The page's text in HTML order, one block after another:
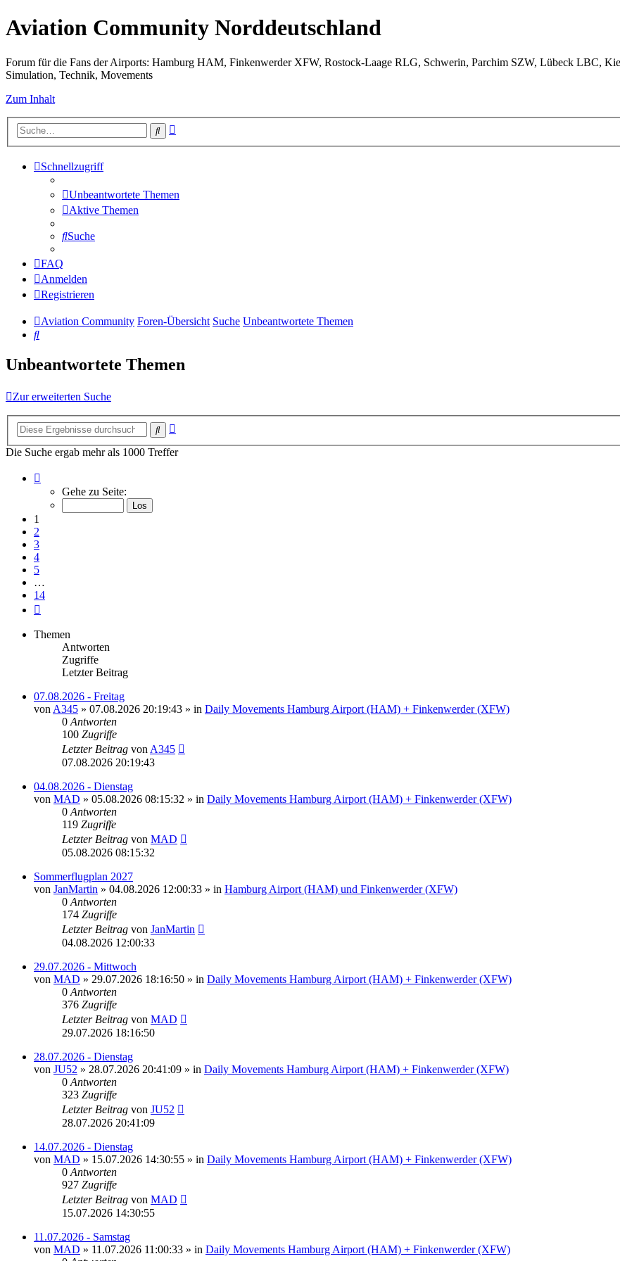
Aviation Community Norddeutschland
Forum für die Fans der Airports: Hamburg HAM, Finkenwerder XFW, Rostock-Laage RLG, Schwerin, Parchim SZW, Lübeck LBC,
Simulation, Technik, Movements
Zum Inhalt
Suche
Schnellzugriff
Unbeantwortete Themen
Aktive Themen
Suche
FAQ
Anmelden
Registrieren
Aviation Community Foren-Übersicht Suche Unbeantwortete Themen
Suche
Unbeantwortete Themen
Zur erweiterten Suche
Suche
Die Suche ergab mehr als 1000 Treffer
von
Gehe zu Seite:
1
2
3
4
5
…
14
Themen
Antworten
Zugriffe
Letzter Beitrag
07.08.2026 - Freitag
von A345 » 07.08.2026 20:19:43 » in Daily Movements Hamburg Airport (HAM) + Finkenwerder (XFW)
0 Antworten
100 Zugriffe
Letzter Beitrag von A345
07.08.2026 20:19:43
04.08.2026 - Dienstag
von MAD » 05.08.2026 08:15:32 » in Daily Movements Hamburg Airport (HAM) + Finkenwerder (XFW)
0 Antworten
119 Zugriffe
Letzter Beitrag von MAD
05.08.2026 08:15:32
Sommerflugplan 2027
von JanMartin » 04.08.2026 12:00:33 » in Hamburg Airport (HAM) und Finkenwerder (XFW)
0 Antworten
174 Zugriffe
Letzter Beitrag von JanMartin
04.08.2026 12:00:33
29.07.2026 - Mittwoch
von MAD » 29.07.2026 18:16:50 » in Daily Movements Hamburg Airport (HAM) + Finkenwerder (XFW)
0 Antworten
376 Zugriffe
Letzter Beitrag von MAD
29.07.2026 18:16:50
28.07.2026 - Dienstag
von JU52 » 28.07.2026 20:41:09 » in Daily Movements Hamburg Airport (HAM) + Finkenwerder (XFW)
0 Antworten
323 Zugriffe
Letzter Beitrag von JU52
28.07.2026 20:41:09
14.07.2026 - Dienstag
von MAD » 15.07.2026 14:30:55 » in Daily Movements Hamburg Airport (HAM) + Finkenwerder (XFW)
0 Antworten
927 Zugriffe
Letzter Beitrag von MAD
15.07.2026 14:30:55
11.07.2026 - Samstag
von MAD » 11.07.2026 11:00:33 » in Daily Movements Hamburg Airport (HAM) + Finkenwerder (XFW)